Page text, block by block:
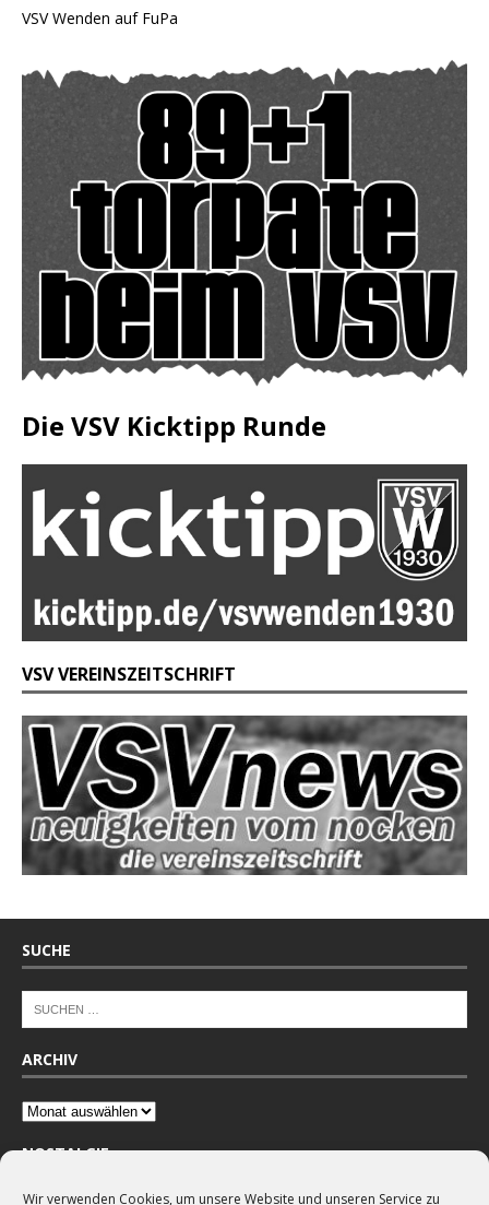
Wir verwenden Cookies, um unsere Website und unseren Service zu
VSV Wenden auf FuPa
Die VSV Kicktipp Runde
VSV VEREINSZEITSCHRIFT
SUCHE
ARCHIV
NOSTALGIE